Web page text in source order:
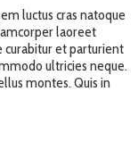
luctus cras natoque
laoreet
curabitur et parturient
ultricies neque.
montes. Quis in